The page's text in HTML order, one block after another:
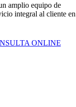
amplio equipo de
integral al cliente en
ONLINE